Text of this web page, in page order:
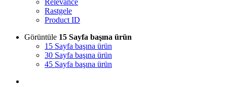
Rastgele
Product ID
Görüntüle 15 Sayfa başına ürün
15 Sayfa başına ürün
30 Sayfa başına ürün
45 Sayfa başına ürün